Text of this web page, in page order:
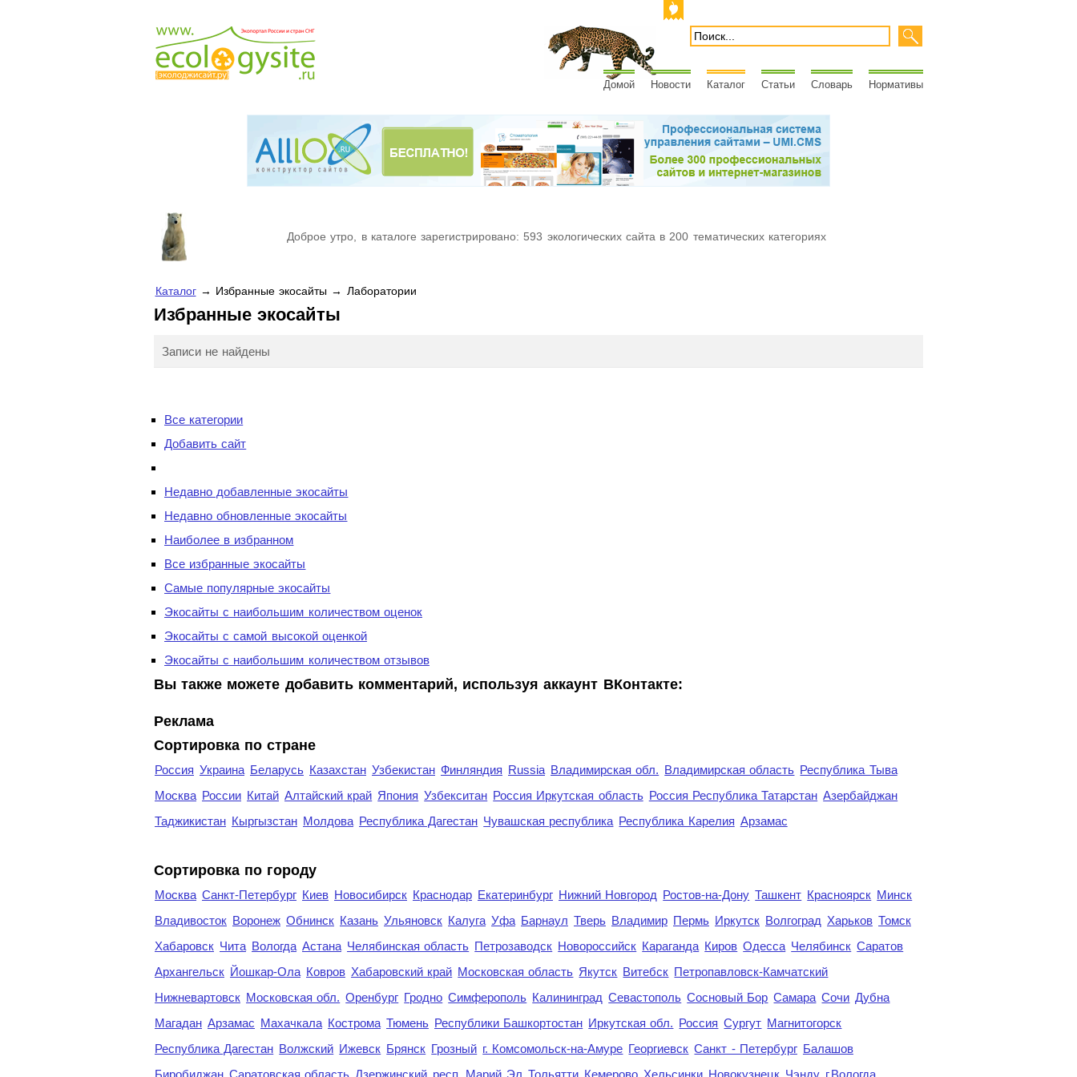
Домой Новости Каталог Статьи Словарь Нормативы
Доброе утро, в каталоге зарегистрировано: 593 экологических сайта в 200 тематических категориях
Каталог→ Избранные экосайты → Лаборатории
Избранные экосайты
Записи не найдены
Все категории
Добавить сайт
Недавно добавленные экосайты
Недавно обновленные экосайты
Наиболее в избранном
Все избранные экосайты
Самые популярные экосайты
Экосайты с наибольшим количеством оценок
Экосайты с самой высокой оценкой
Экосайты с наибольшим количеством отзывов
Вы также можете добавить комментарий, используя аккаунт ВКонтакте:
Реклама
Сортировка по стране
Россия Украина Беларусь Казахстан Узбекистан Финляндия Russia Владимирская обл. Владимирская область Республика Тыва
Москва России Китай Алтайский край Япония Узбекситан Россия Иркутская область Россия Республика Татарстан Азербайджан
Таджикистан Кыргызстан Молдова Республика Дагестан Чувашская республика Республика Карелия Арзамас
Cортировка по городу
Москва Санкт-Петербург Киев Новосибирск Краснодар Екатеринбург Нижний Новгород Ростов-на-Дону Ташкент Красноярск Минск
Владивосток Воронеж Обнинск Казань Ульяновск Калуга Уфа Барнаул Тверь Владимир Пермь Иркутск Волгоград Харьков Томск
Хабаровск Чита Вологда Астана Челябинская область Петрозаводск Новороссийск Караганда Киров Одесса Челябинск Саратов
Архангельск Йошкар-Ола Ковров Хабаровский край Московская область Якутск Витебск Петропавловск-Камчатский
Нижневартовск Московская обл. Оренбург Гродно Симферополь Калининград Севастополь Сосновый Бор Самара Сочи Дубна
Магадан Арзамас Махачкала Кострома Тюмень Республики Башкортостан Иркутская обл. Россия Сургут Магнитогорск
Республика Дагестан Волжский Ижевск Брянск Грозный г. Комсомольск-на-Амуре Георгиевск Санкт - Петербург Балашов
Биробиджан Саратовская область Дзержинский респ. Марий Эл Тольятти Кемерово Хельсинки Новокузнецк Чэнду г.Вологда